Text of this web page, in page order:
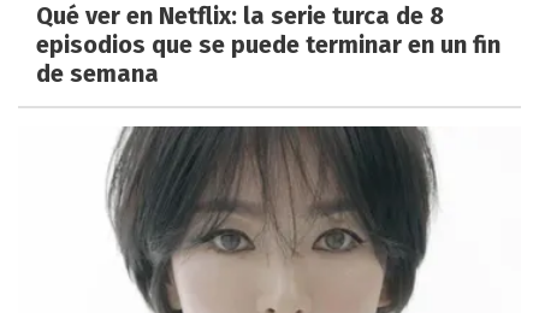
Qué ver en Netflix: la serie turca de 8
episodios que se puede terminar en un fin
de semana